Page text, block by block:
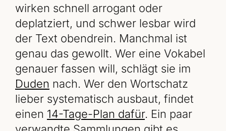
wirken schnell arrogant oder
deplatziert, und schwer lesbar wird
der Text obendrein. Manchmal ist
genau das gewollt. Wer eine Vokabel
genauer fassen will, schlägt sie im
Duden nach. Wer den Wortschatz
lieber systematisch ausbaut, findet
einen 14-Tage-Plan dafür. Ein paar